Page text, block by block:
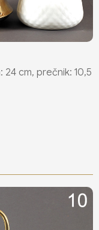
24 cm, prečnik: 10,5